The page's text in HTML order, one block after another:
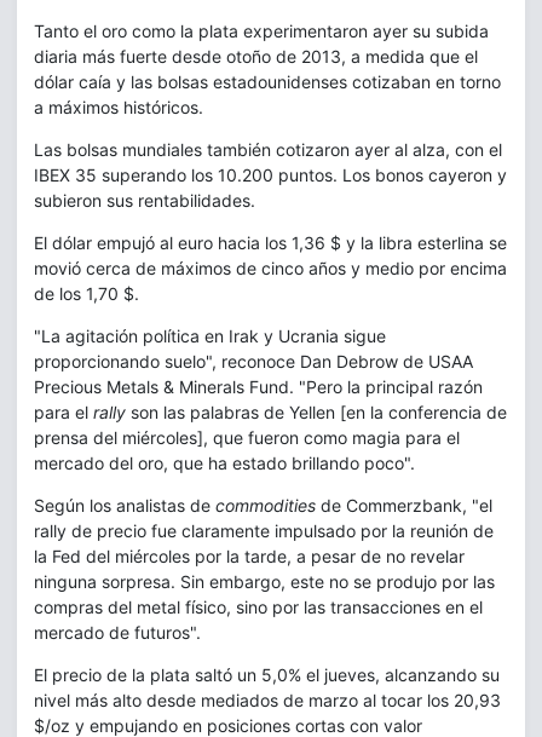
Tanto el oro como la plata experimentaron ayer su subida
diaria más fuerte desde otoño de 2013, a medida que el
dólar caía y las bolsas estadounidenses cotizaban en torno
a máximos históricos.
Las bolsas mundiales también cotizaron ayer al alza, con el
IBEX 35 superando los 10.200 puntos. Los bonos cayeron y
subieron sus rentabilidades.
El dólar empujó al euro hacia los 1,36 $ y la libra esterlina se
movió cerca de máximos de cinco años y medio por encima
de los 1,70 $.
"La agitación política en Irak y Ucrania sigue
proporcionando suelo", reconoce Dan Debrow de USAA
Precious Metals & Minerals Fund. "Pero la principal razón
para el rally son las palabras de Yellen [en la conferencia de
prensa del miércoles], que fueron como magia para el
mercado del oro, que ha estado brillando poco".
Según los analistas de commodities de Commerzbank, "el
rally de precio fue claramente impulsado por la reunión de
la Fed del miércoles por la tarde, a pesar de no revelar
ninguna sorpresa. Sin embargo, este no se produjo por las
compras del metal físico, sino por las transacciones en el
mercado de futuros".
El precio de la plata saltó un 5,0% el jueves, alcanzando su
nivel más alto desde mediados de marzo al tocar los 20,93
$/oz y empujando en posiciones cortas con valor